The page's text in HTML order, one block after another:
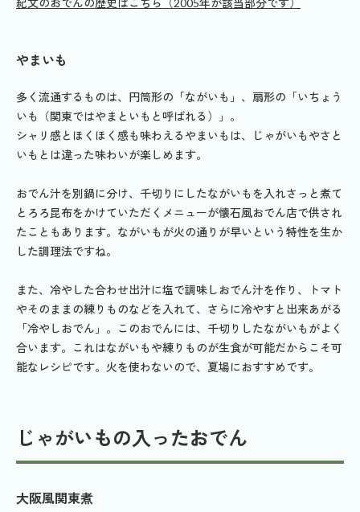
やまいも
多く流通するものは、円筒形の「ながいも」、扇形の「いちょう
いも（関東ではやまといもと呼ばれる）」。
シャリ感とほくほく感も味わえるやまいもは、じゃがいもやさと
いもとは違った味わいが楽しめます。
おでん汁を別鍋に分け、千切りにしたながいもを入れさっと煮て
とろろ昆布をかけていただくメニューが懐石風おでん店で供され
たこともあります。ながいもが火の通りが早いという特性を生か
した調理法ですね。
また、冷やした合わせ出汁に塩で調味しおでん汁を作り、トマト
やそのままの練りものなどを入れて、さらに冷やすと出来あがる
「冷やしおでん」。このおでんには、千切りしたながいもがよく
合います。これはながいもや練りものが生食が可能だからこそ可
能なレシピです。火を使わないので、夏場におすすめです。
じゃがいもの入ったおでん
大阪風関東煮